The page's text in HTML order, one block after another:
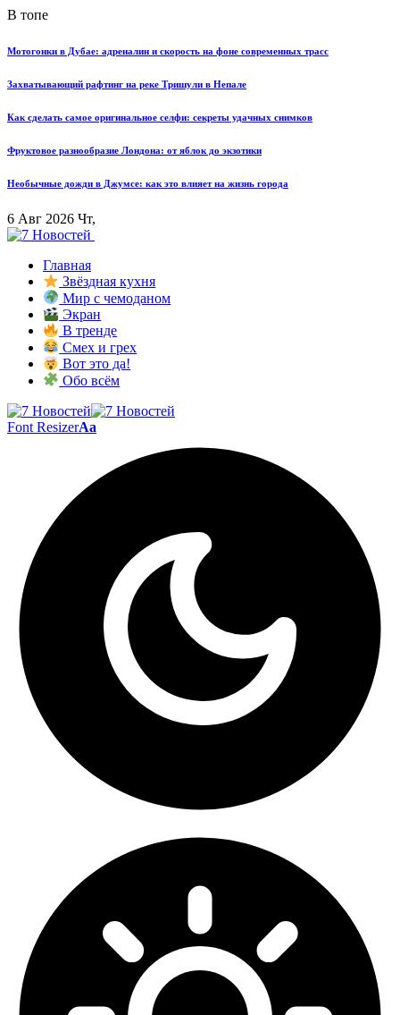
В топе
Мотогонки в Дубае: адреналин и скорость на фоне современных трасс
Захватывающий рафтинг на реке Тришули в Непале
Как сделать самое оригинальное селфи: секреты удачных снимков
Фруктовое разнообразие Лондона: от яблок до экзотики
Необычные дожди в Джумсе: как это влияет на жизнь города
6 Авг 2026 Чт,
Главная
Звёздная кухня
Мир с чемоданом
Экран
В тренде
Смех и грех
Вот это да!
Обо всём
Font ResizerAa